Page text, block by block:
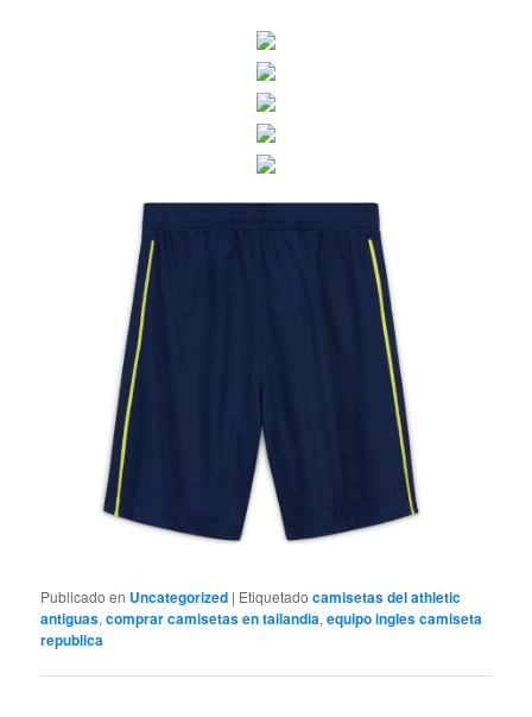
Publicado en Uncategorized | Etiquetado camisetas del athletic
antiguas,comprar camisetas en tailandia,equipo ingles camiseta
republica